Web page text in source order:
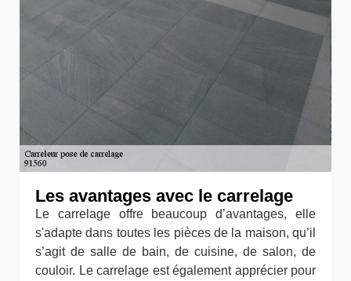
Les avantages avec le carrelage
Le carrelage offre beaucoup d’avantages, elle
s'adapte dans toutes les pièces de la maison, qu’il
s’agit de salle de bain, de cuisine, de salon, de
couloir. Le carrelage est également apprécier pour